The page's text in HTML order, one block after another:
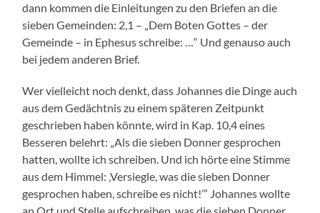
dann kommen die Einleitungen zu den Briefen an die
sieben Gemeinden: 2,1 – „Dem Boten Gottes – der
Gemeinde – in Ephesus schreibe: …“ Und genauso auch
bei jedem anderen Brief.
Wer vielleicht noch denkt, dass Johannes die Dinge auch
aus dem Gedächtnis zu einem späteren Zeitpunkt
geschrieben haben könnte, wird in Kap. 10,4 eines
Besseren belehrt: „Als die sieben Donner gesprochen
hatten, wollte ich schreiben. Und ich hörte eine Stimme
aus dem Himmel: ‚Versiegle, was die sieben Donner
gesprochen haben, schreibe es nicht!’” Johannes wollte